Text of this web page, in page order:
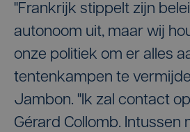
"Frankrijk stippelt zijn
autonoom uit, maar wij
onze politiek om er alles
tentenkampen te
Jambon. "Ik zal contact
Gérard Collomb. Intussen